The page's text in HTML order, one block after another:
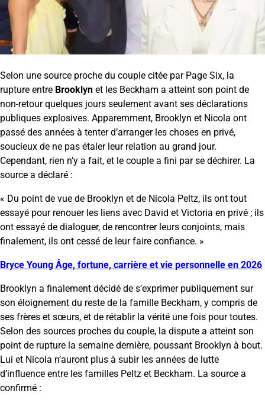
Selon une source proche du couple citée par Page Six, la
rupture entre Brooklyn et les Beckham a atteint son point de
non-retour quelques jours seulement avant ses déclarations
publiques explosives. Apparemment, Brooklyn et Nicola ont
passé des années à tenter d’arranger les choses en privé,
soucieux de ne pas étaler leur relation au grand jour.
Cependant, rien n’y a fait, et le couple a fini par se déchirer. La
source a déclaré :
« Du point de vue de Brooklyn et de Nicola Peltz, ils ont tout
essayé pour renouer les liens avec David et Victoria en privé ; ils
ont essayé de dialoguer, de rencontrer leurs conjoints, mais
finalement, ils ont cessé de leur faire confiance. »
Bryce Young Âge, fortune, carrière et vie personnelle en 2026
Brooklyn a finalement décidé de s’exprimer publiquement sur
son éloignement du reste de la famille Beckham, y compris de
ses frères et sœurs, et de rétablir la vérité une fois pour toutes.
Selon des sources proches du couple, la dispute a atteint son
point de rupture la semaine dernière, poussant Brooklyn à bout.
Lui et Nicola n’auront plus à subir les années de lutte
d’influence entre les familles Peltz et Beckham. La source a
confirmé :